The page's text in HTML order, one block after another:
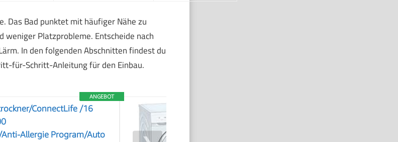
Das Bad punktet mit häufiger Nähe zu
Platzprobleme. Entscheide nach
In den folgenden Abschnitten findest du
für-Schritt-Anleitung für den Einbau.
ANGEBOT
ConnectLife /16
Allergie Program/Auto